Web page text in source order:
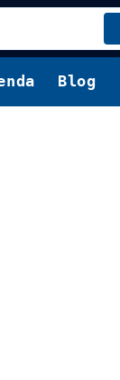
Blog